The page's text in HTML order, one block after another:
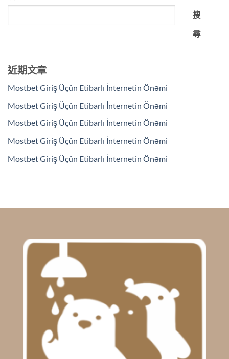
搜
尋
近期文章
Mostbet Giriş Üçün Etibarlı İnternetin Önəmi
Mostbet Giriş Üçün Etibarlı İnternetin Önəmi
Mostbet Giriş Üçün Etibarlı İnternetin Önəmi
Mostbet Giriş Üçün Etibarlı İnternetin Önəmi
Mostbet Giriş Üçün Etibarlı İnternetin Önəmi